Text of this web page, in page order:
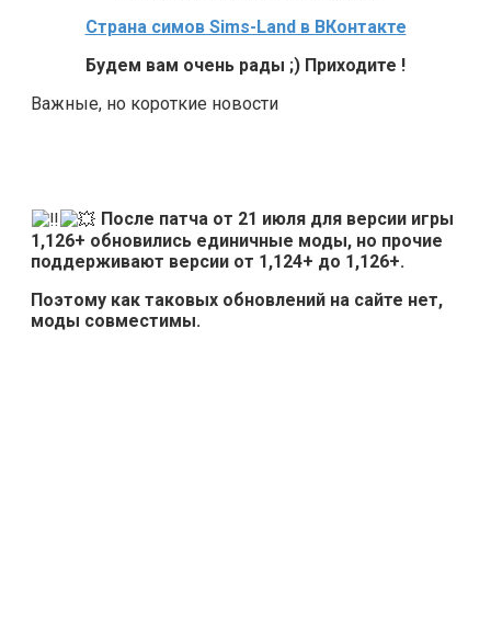
Страна симов Sims-Land в ВКонтакте
Будем вам очень рады ;) Приходите !
Важные, но короткие новости
После патча от 21 июля для версии игры
1,126+ обновились единичные моды, но прочие
поддерживают версии от 1,124+ до 1,126+.
Поэтому как таковых обновлений на сайте нет,
моды совместимы.